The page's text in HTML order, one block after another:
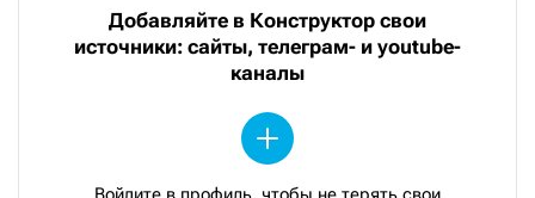
Добавляйте в Конструктор свои
источники: сайты, телеграм- и youtube-
каналы